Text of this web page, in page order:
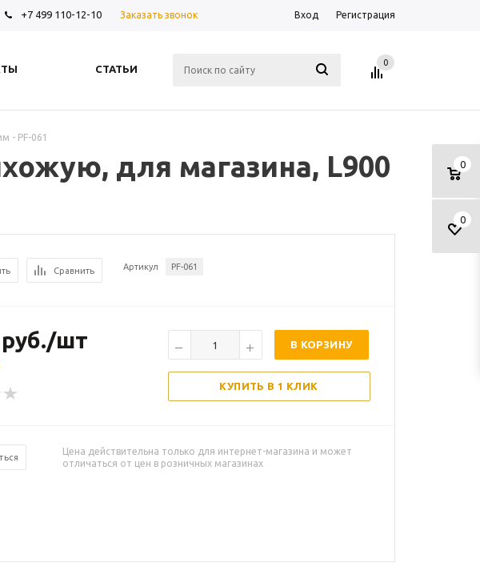
+7 499 110-12-10 Заказать звонок Вход Регистрация
СТАТЬИ
0
0
0
- PF-061
для магазина, L900
Сравнить Артикул PF-061
руб./шт В КОРЗИНУ
КУПИТЬ В 1 КЛИК
Цена действительна только для интернет-магазина и может
отличаться от цен в розничных магазинах